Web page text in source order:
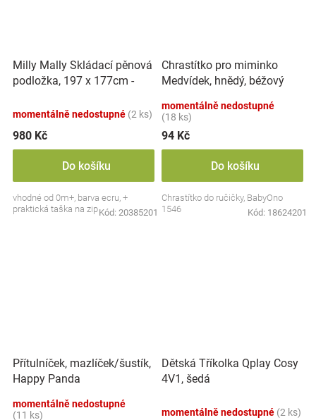
Milly Mally Skládací pěnová
podložka, 197 x 177cm -
momentálně nedostupné (2 ks)
980 Kč
Do košíku
vhodné od 0m+, barva ecru, +
praktická taška na zipKód: 20385201
Chrastítko pro miminko
Medvídek, hnědý, béžový
momentálně nedostupné
(18 ks)
94 Kč
Do košíku
Chrastítko do ručičky, BabyOno
1546
Kód: 18624201
Přítulníček, mazlíček/šustík,
Happy Panda
momentálně nedostupné
(11 ks)
Dětská Tříkolka Qplay Cosy
4V1, šedá
momentálně nedostupné (2 ks)